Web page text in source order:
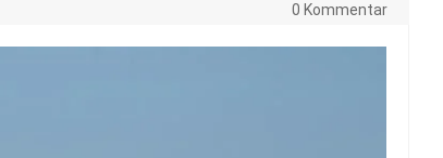
0 Kommentar